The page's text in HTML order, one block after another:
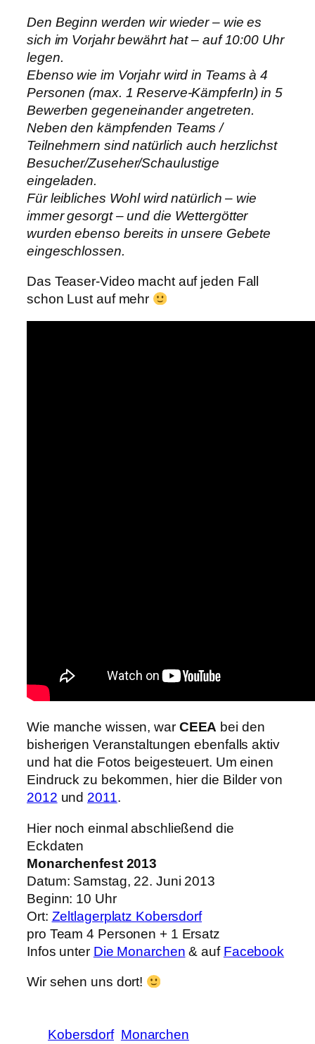
Den Beginn werden wir wieder – wie es
sich im Vorjahr bewährt hat – auf 10:00 Uhr
legen.
Ebenso wie im Vorjahr wird in Teams à 4
Personen (max. 1 Reserve-KämpferIn) in 5
Bewerben gegeneinander angetreten.
Neben den kämpfenden Teams /
Teilnehmern sind natürlich auch herzlichst
Besucher/Zuseher/Schaulustige
eingeladen.
Für leibliches Wohl wird natürlich – wie
immer gesorgt – und die Wettergötter
wurden ebenso bereits in unsere Gebete
eingeschlossen.
Das Teaser-Video macht auf jeden Fall
schon Lust auf mehr
Wie manche wissen, war CEEA bei den
bisherigen Veranstaltungen ebenfalls aktiv
und hat die Fotos beigesteuert. Um einen
Eindruck zu bekommen, hier die Bilder von
2012 und 2011.
Hier noch einmal abschließend die
Eckdaten
Monarchenfest 2013
Datum: Samstag, 22. Juni 2013
Beginn: 10 Uhr
Ort: Zeltlagerplatz Kobersdorf
pro Team 4 Personen + 1 Ersatz
Infos unter Die Monarchen & auf Facebook
Wir sehen uns dort!
Kobersdorf Monarchen